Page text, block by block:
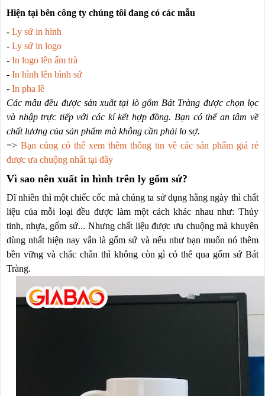
Hiện tại bên công ty chúng tôi đang có các mẫu
- Ly sứ in hình
- Ly sứ in logo
- In logo lên ấm trà
- In hình lên bình sứ
- In pha lê
Các mẫu đều được sản xuất tại lò gốm Bát Tràng được chọn lọc
và nhập trực tiếp với các kí kết hợp đồng. Bạn có thể an tâm về
chất lương của sản phẩm mà không cần phải lo sợ.
=> Bạn củng có thể xem thêm thông tin về các sản phẩm giá rẻ
được ưa chuộng nhất tại đây
Vì sao nên xuất in hình trên ly gốm sứ?
Dĩ nhiên thì một chiếc cốc mà chúng ta sử dụng hằng ngày thì chất
liệu của mỗi loại đều được làm một cách khác nhau như: Thủy
tinh, nhựa, gốm sứ... Nhưng chất liệu được ưu chuộng mà khuyên
dùng nhất hiện nay vẫn là gốm sứ và nếu như bạn muốn nó thêm
bền vững và chắc chắn thì không còn gì có thể qua gốm sứ Bát
Tràng.